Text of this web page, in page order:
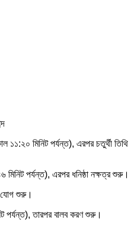
১১:২০ মিনিট পর্যন্ত), এরপর চতুর্থী তিথি
মিনিট পর্যন্ত), এরপর ধনিষ্ঠা নক্ষত্র শুরু।
যোগ শুরু।
পর্যন্ত), তারপর বালব করণ শুরু।